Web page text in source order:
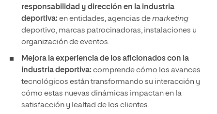
responsabilidad y dirección en la industria
deportiva: en entidades, agencias demarketing
deportivo, marcas patrocinadoras, instalaciones u
organización de eventos.
Mejora la experiencia de los aficionados con la
industria deportiva: comprende cómo los avances
tecnológicos están transformando su interacción y
cómo estas nuevas dinámicas impactan en la
satisfacción y lealtad de los clientes.